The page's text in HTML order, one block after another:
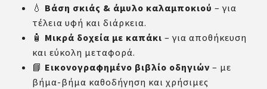
💧 Βάση σκιάς & άμυλο καλαμποκιού – για
τέλεια υφή και διάρκεια.
🧴 Μικρά δοχεία με καπάκι – για αποθήκευση
και εύκολη μεταφορά.
📘 Εικονογραφημένο βιβλίο οδηγιών – με
βήμα-βήμα καθοδήγηση και χρήσιμες